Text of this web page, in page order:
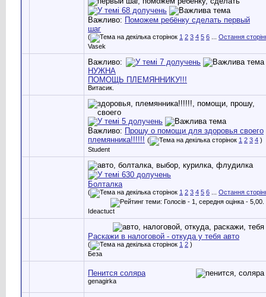
Важливо: Поможем ребёнку сделать первый
шаг
( 1 2 3 4 5 6
Остання
Vasek
Важливо:
НУЖНА
ПОМОЩЬ ПЛЕМЯННИКУ!!!
Витасик.
Важливо: Прошу о помощи для здоровья своего
племянника!!!!!! ( 1 2 3 4 )
Student
Болталка
( 1 2 3 4 5 6 Остання
Ideactuct
Раскажи в налоговой - откуда у тебя авто
( 1 2 )
Беза
Пенится соляра
genagirka